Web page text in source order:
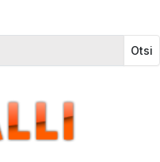
Otsi